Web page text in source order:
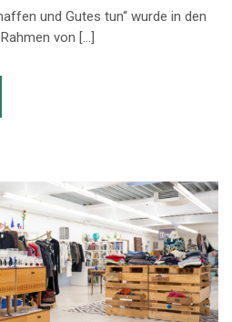
und Gutes tun“ wurde in den
von […]